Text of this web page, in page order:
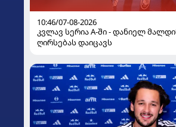
10:46/07-08-2026
კვლავ სერია A-ში - დანიელ
ღირსებას დაიცავს